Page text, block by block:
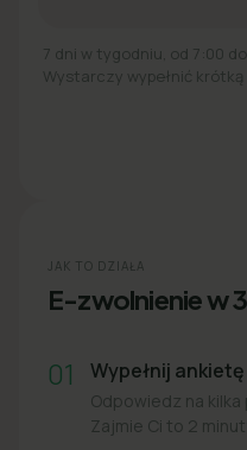
7 dni w tygodniu, od 7:00
Wystarczy wypełnić krótką
JAK TO DZIAŁA
E-zwolnienie w
01 Wypełnij
Odpowiedz na
Zajmie Ci to 2